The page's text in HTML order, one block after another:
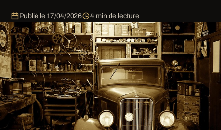
Publié le 17/04/2026 4 min de lecture